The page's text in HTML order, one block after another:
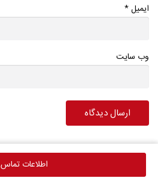
ایمیل*
وب سایت
اطلاعات تماس
اطلاعات تماس